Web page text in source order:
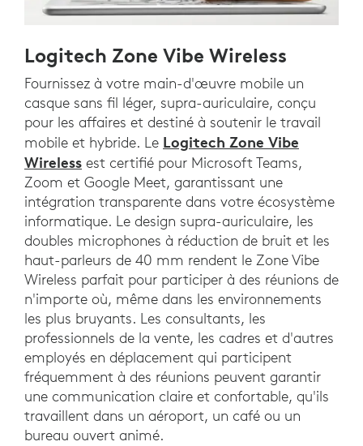
Logitech Zone Vibe Wireless
Fournissez à votre main-d'œuvre mobile un
casque sans fil léger, supra-auriculaire, conçu
pour les affaires et destiné à soutenir le travail
mobile et hybride. Le Logitech Zone Vibe
Wireless est certifié pour Microsoft Teams,
Zoom et Google Meet, garantissant une
intégration transparente dans votre écosystème
informatique. Le design supra-auriculaire, les
doubles microphones à réduction de bruit et les
haut-parleurs de 40 mm rendent le Zone Vibe
Wireless parfait pour participer à des réunions de
n'importe où, même dans les environnements
les plus bruyants. Les consultants, les
professionnels de la vente, les cadres et d'autres
employés en déplacement qui participent
fréquemment à des réunions peuvent garantir
une communication claire et confortable, qu'ils
travaillent dans un aéroport, un café ou un
bureau ouvert animé.